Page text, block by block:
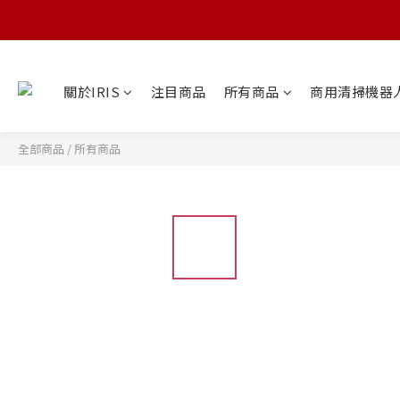
關於IRIS 注目商品 所有商品 商用清掃機器
全部商品 / 所有商品